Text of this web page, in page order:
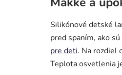
Silikónové detské
pred spaním, ako
pre deti. Na rozdiel
Teplota osvetlenia